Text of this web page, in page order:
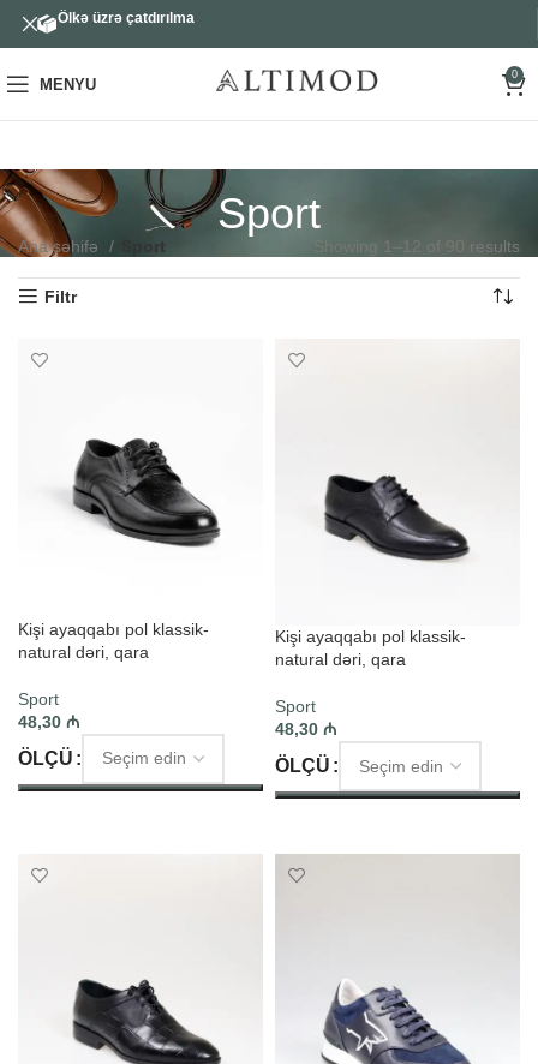
MENYU
0
Sport
Ana səhifə Sport Showing 1–12 of 90 results
Filtr
Kişi ayaqqabı pol klassik-
natural dəri, qara
Sport
48,30 ₼
ÖLÇÜ
Kişi ayaqqabı pol klassik-
natural dəri, qara
Sport
48,30 ₼
ÖLÇÜ
Ölkə üzrə çatdırılma